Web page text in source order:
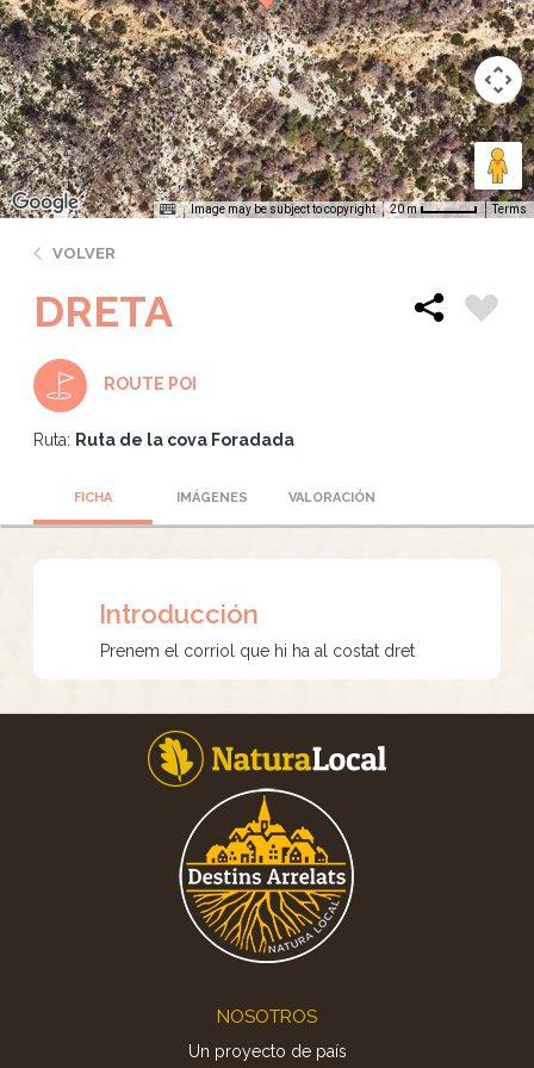
Image may be subject to copyright 20 m Terms
VOLVER
DRETA
ROUTE POI
Ruta: Ruta de la cova Foradada
FICHA IMÁGENES VALORACIÓN
Introducción
Prenem el corriol que hi ha al costat dret
NOSOTROS
Un proyecto de país